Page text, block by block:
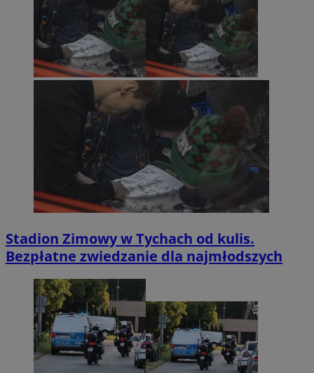
Stadion Zimowy w Tychach od kulis.
Bezpłatne zwiedzanie dla najmłodszych